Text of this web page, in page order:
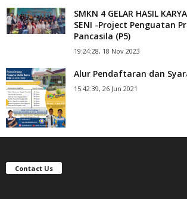
SMKN 4 GELAR HASIL
SENI -Project Penguatan
Pancasila (P5)
19:24:28, 18 Nov 2023
Alur Pendaftaran dan
15:42:39, 26 Jun 2021
Contact Us